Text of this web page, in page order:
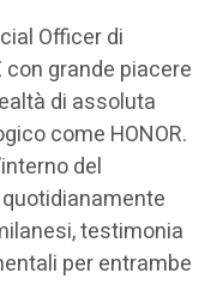
Officer di
con grande piacere
di assoluta
come HONOR.
del
testimonia
per entrambe